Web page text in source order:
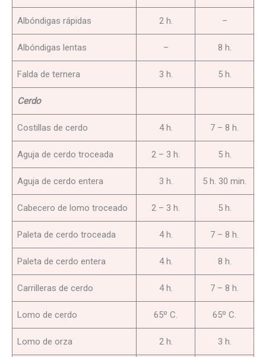
Albóndigas rápidas 2 h. –
Albóndigas lentas – 8 h.
Falda de ternera 3 h. 5 h.
Cerdo
Costillas de cerdo 4 h. 7 – 8 h.
Aguja de cerdo troceada 2 – 3 h. 5 h.
Aguja de cerdo entera 3 h. 5 h. 30 min.
Cabecero de lomo troceado 2 – 3 h. 5 h.
Paleta de cerdo troceada 4 h. 7 – 8 h.
Paleta de cerdo entera 4 h. 8 h.
Carrilleras de cerdo 4 h. 7 – 8 h.
Lomo de cerdo 65º C. 65º C.
Lomo de orza 2 h. 3 h.